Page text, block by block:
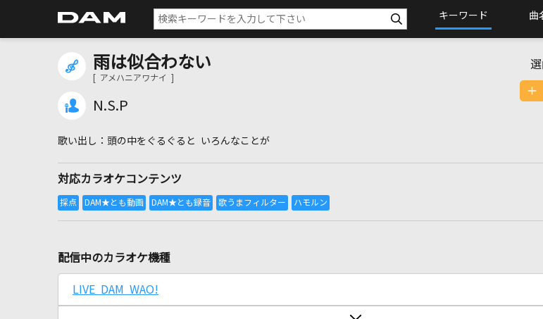
キーワード 曲
雨は似合わない
[ アメハニアワナイ ]
N.S.P
頭の中をぐるぐると いろんなことが
対応カラオケコンテンツ
配信中のカラオケ機種
LIVE DAM WAO!